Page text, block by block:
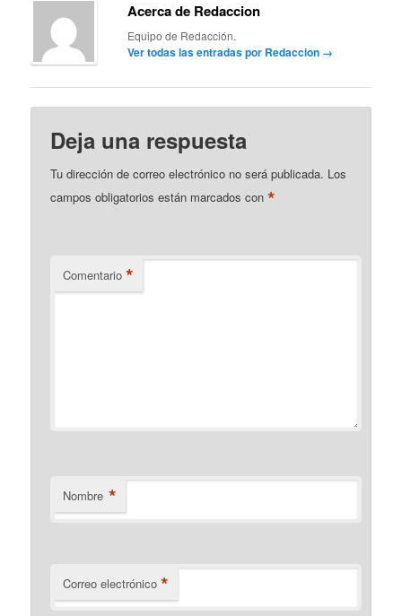
Acerca de Redaccion
Equipo de Redacción.
Ver todas las entradas por Redaccion →
Deja una respuesta
Tu dirección de correo electrónico no será publicada. Los
campos obligatorios están marcados con*
Comentario *
Nombre *
Correo electrónico *